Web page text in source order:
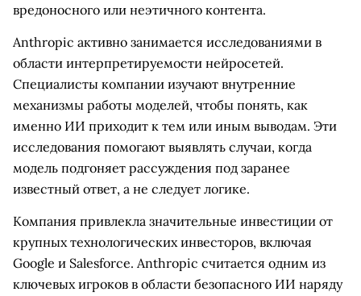
вредоносного или неэтичного контента.
Anthropic активно занимается исследованиями в
области интерпретируемости нейросетей.
Специалисты компании изучают внутренние
механизмы работы моделей, чтобы понять, как
именно ИИ приходит к тем или иным выводам. Эти
исследования помогают выявлять случаи, когда
модель подгоняет рассуждения под заранее
известный ответ, а не следует логике.
Компания привлекла значительные инвестиции от
крупных технологических инвесторов, включая
Google и Salesforce. Anthropic считается одним из
ключевых игроков в области безопасного ИИ наряду